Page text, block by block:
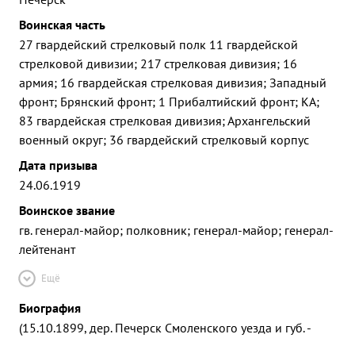
Воинская часть
27 гвардейский стрелковый полк 11 гвардейской
стрелковой дивизии; 217 стрелковая дивизия; 16
армия; 16 гвардейская стрелковая дивизия; Западный
фронт; Брянский фронт; 1 Прибалтийский фронт; КА;
83 гвардейская стрелковая дивизия; Архангельский
военный округ; 36 гвардейский стрелковый корпус
Дата призыва
24.06.1919
Воинское звание
гв. генерал-майор; полковник; генерал-майор; генерал-
лейтенант
Ещё
Биография
(15.10.1899, дер. Печерск Смоленского уезда и губ. -